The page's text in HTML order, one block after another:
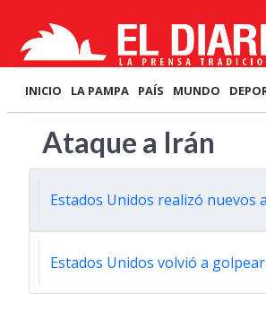
INICIO LA PAMPA PAÍS MUNDO
Ataque a Irán
Estados Unidos realizó
Estados Unidos volvió a